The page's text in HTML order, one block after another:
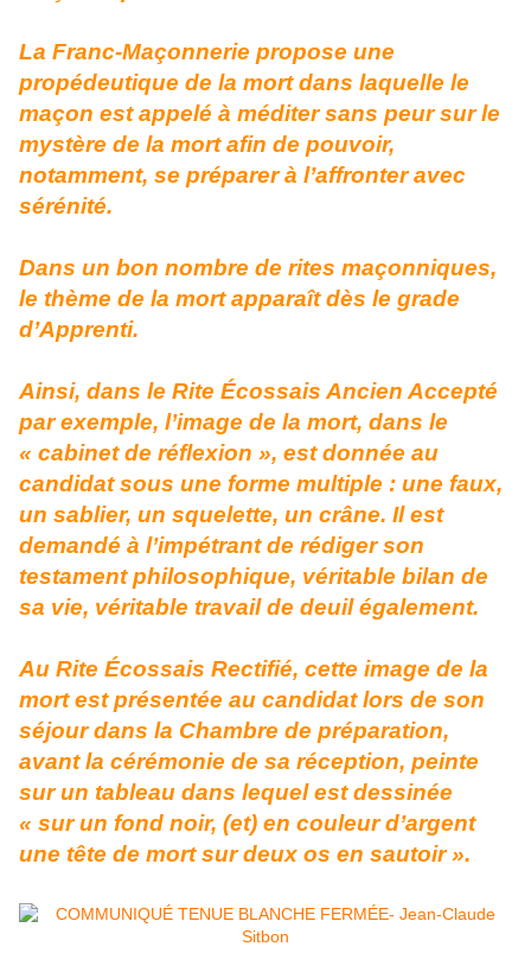
La Franc-Maçonnerie propose une
propédeutique de la mort dans laquelle le
maçon est appelé à méditer sans peur sur le
mystère de la mort afin de pouvoir,
notamment, se préparer à l’affronter avec
sérénité.
Dans un bon nombre de rites maçonniques,
le thème de la mort apparaît dès le grade
d’Apprenti.
Ainsi, dans le Rite Écossais Ancien Accepté
par exemple, l’image de la mort, dans le
« cabinet de réflexion », est donnée au
candidat sous une forme multiple : une faux,
un sablier, un squelette, un crâne. Il est
demandé à l’impétrant de rédiger son
testament philosophique, véritable bilan de
sa vie, véritable travail de deuil également.
Au Rite Écossais Rectifié, cette image de la
mort est présentée au candidatlors de son
séjour dans la Chambre de préparation,
avant la cérémonie de sa réception, peinte
sur un tableau dans lequel est dessinée
« sur un fond noir, (et) en couleur d’argent
une tête de mort sur deux os en sautoir ».